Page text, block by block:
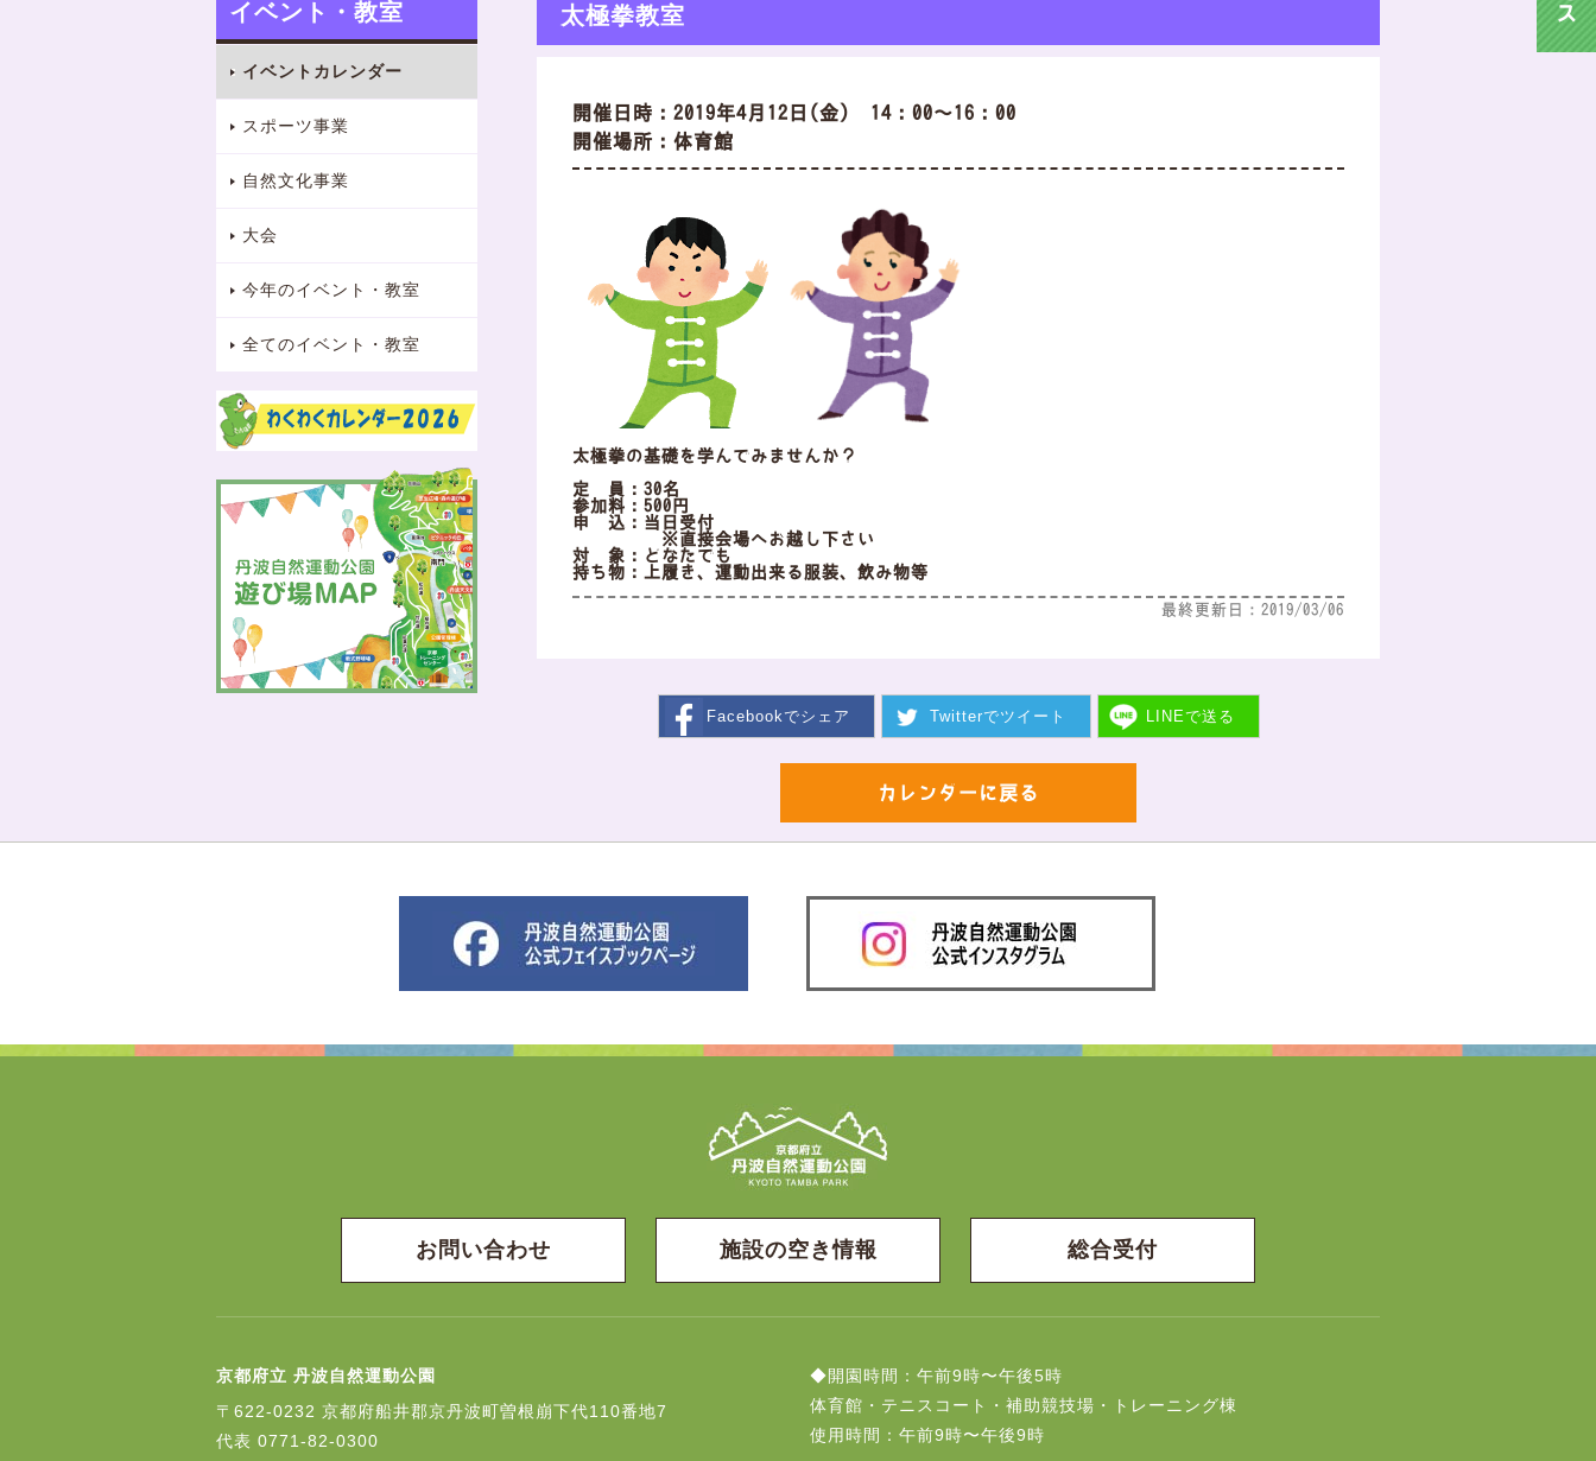
ス
イベント・教室
イベントカレンダー
スポーツ事業
自然文化事業
大会
今年のイベント・教室
全てのイベント・教室
太極拳教室
開催日時：2019年4月12日(金) 14：00～16：00
開催場所：体育館
太極拳の基礎を学んでみませんか？
定 員：30名
参加料：500円
申 込：当日受付
※直接会場へお越し下さい
対 象：どなたでも
持ち物：上履き、運動出来る服装、飲み物等
最終更新日：2019/03/06
Facebookでシェア Twitterでツイート LINEで送る
カレンダーに戻る
お問い合わせ 施設の空き情報 総合受付
京都府立 丹波自然運動公園
〒622-0232 京都府船井郡京丹波町曽根崩下代110番地7
代表 0771-82-0300
◆開園時間：午前9時〜午後5時
体育館・テニスコート・補助競技場・トレーニング棟
使用時間：午前9時〜午後9時